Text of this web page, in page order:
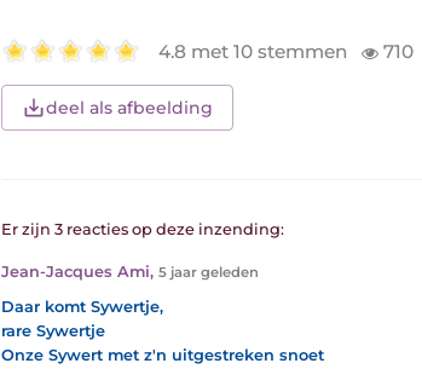
4.8 met 10 stemmen 710
deel als afbeelding
Er zijn 3 reacties op deze inzending:
Jean-Jacques Ami, 5 jaar geleden
Daar komt Sywertje,
rare Sywertje
Onze Sywert met z'n uitgestreken snoet